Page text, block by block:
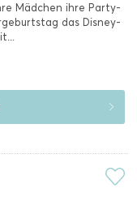
Mädchen ihre Party-
das Disney-